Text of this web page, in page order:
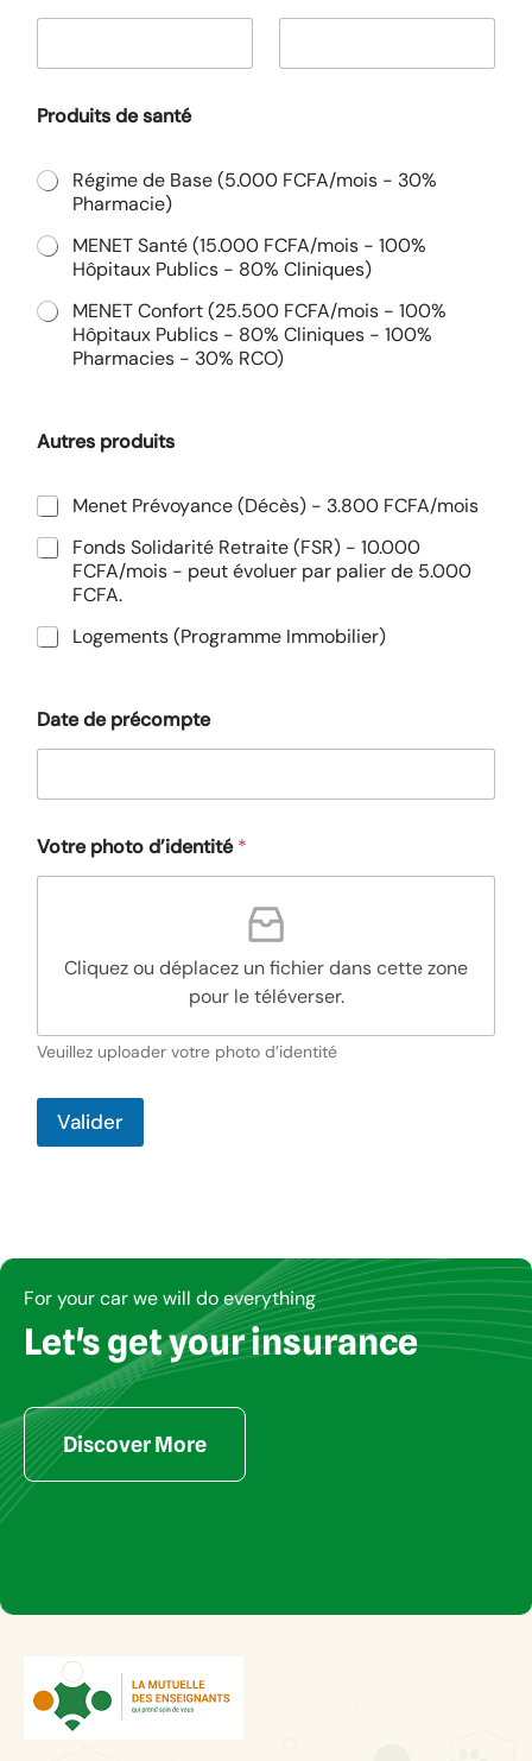
Produits de santé
Régime de Base (5.000 FCFA/mois - 30%
Pharmacie)
MENET Santé (15.000 FCFA/mois - 100%
Hôpitaux Publics - 80% Cliniques)
MENET Confort (25.500 FCFA/mois - 100%
Hôpitaux Publics - 80% Cliniques - 100%
Pharmacies - 30% RCO)
Autres produits
Menet Prévoyance (Décès) - 3.800 FCFA/mois
Fonds Solidarité Retraite (FSR) - 10.000
FCFA/mois - peut évoluer par palier de 5.000
FCFA.
Logements (Programme Immobilier)
Date de précompte
Votre photo d’identité*
Cliquez ou déplacez un fichier dans cette zone
pour le téléverser.
Veuillez uploader votre photo d’identité
Valider
Copyright © MUPEMENETCI 2024. Tous droits réservés
For your car we will do everything
Let's get your insurance
Discover More